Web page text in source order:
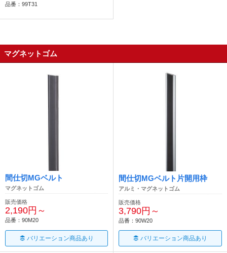
品番：99T31
マグネットゴム
間仕切MGベルト
マグネットゴム
販売価格
2,190円～
品番：90M20
バリエーション商品あり
間仕切MGベルト片開用枠
アルミ・マグネットゴム
販売価格
3,790円～
品番：90W20
バリエーション商品あり